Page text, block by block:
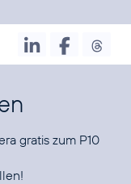
gratis zum P10